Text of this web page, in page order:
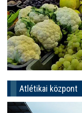
Atlétikai központ